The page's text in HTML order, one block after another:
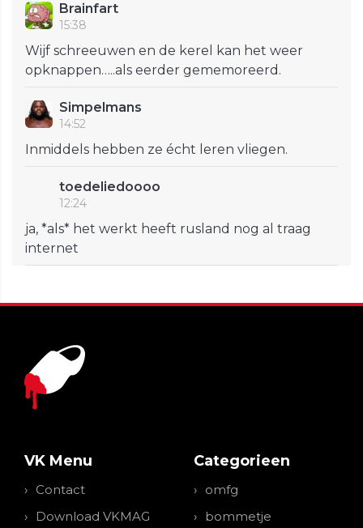
Brainfart
15:38
Wijf schreeuwen en de kerel kan het weer
opknappen…..als eerder gememoreerd.
Simpelmans
14:52
Inmiddels hebben ze écht leren vliegen.
toedeliedoooo
12:24
ja, *als* het werkt heeft rusland nog al traag
internet
VK Menu
Contact
Download VKMAG
Categorieen
omfg
bommetje